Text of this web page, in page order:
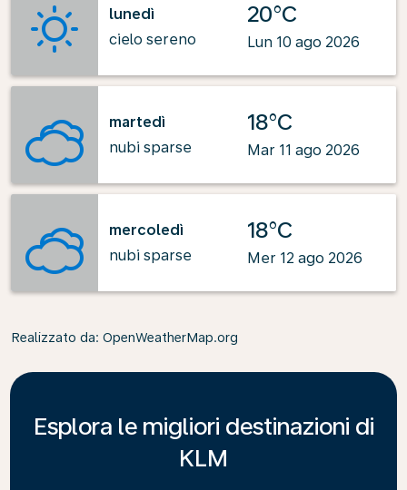
lunedì
cielo sereno
20°C
Lun 10 ago 2026
martedì
nubi sparse
18°C
Mar 11 ago 2026
mercoledì
nubi sparse
18°C
Mer 12 ago 2026
Realizzato da: OpenWeatherMap.org
Esplora le migliori destinazioni di
KLM